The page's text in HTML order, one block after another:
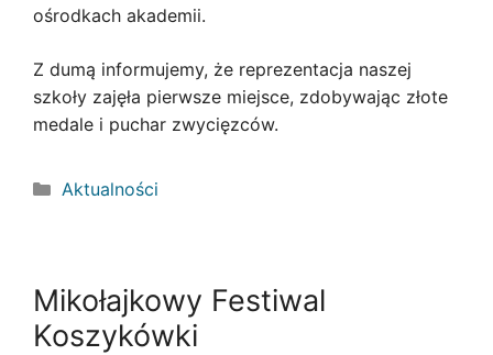
ośrodkach akademii.
Z dumą informujemy, że reprezentacja naszej
szkoły zajęła pierwsze miejsce, zdobywając złote
medale i puchar zwycięzców.
Kategorie
Aktualności
Mikołajkowy Festiwal
Koszykówki